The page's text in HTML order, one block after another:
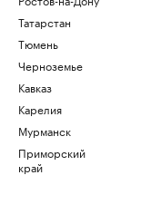
Татарстан
Тюмень
Черноземье
Кавказ
Карелия
Мурманск
Приморский
край